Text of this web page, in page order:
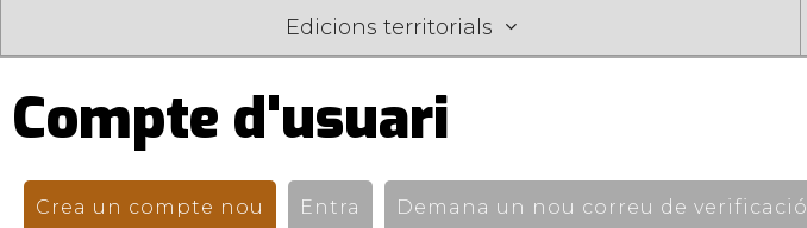
Edicions territorials
Compte d'usuari
Pestanyes
primàries
Crea un compte nou (pestanya activa)
Entra Demana un nou correu de verificació